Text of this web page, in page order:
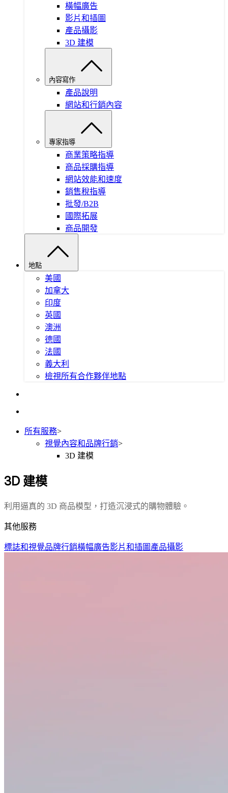
橫幅廣告
影片和插圖
產品攝影
3D 建模
內容寫作
產品說明
網站和行銷內容
專家指導
商業策略指導
商品採購指導
網站效能和速度
銷售稅指導
批發/B2B
國際拓展
商品開發
地點
美國
加拿大
印度
英國
澳洲
德國
法國
義大利
檢視所有合作夥伴地點
所有服務>
視覺內容和品牌行銷>
3D 建模
3D 建模
利用逼真的 3D 商品模型，打造沉浸式的購物體驗。
其他服務
標誌和視覺品牌行銷橫幅廣告影片和插圖 產品攝影